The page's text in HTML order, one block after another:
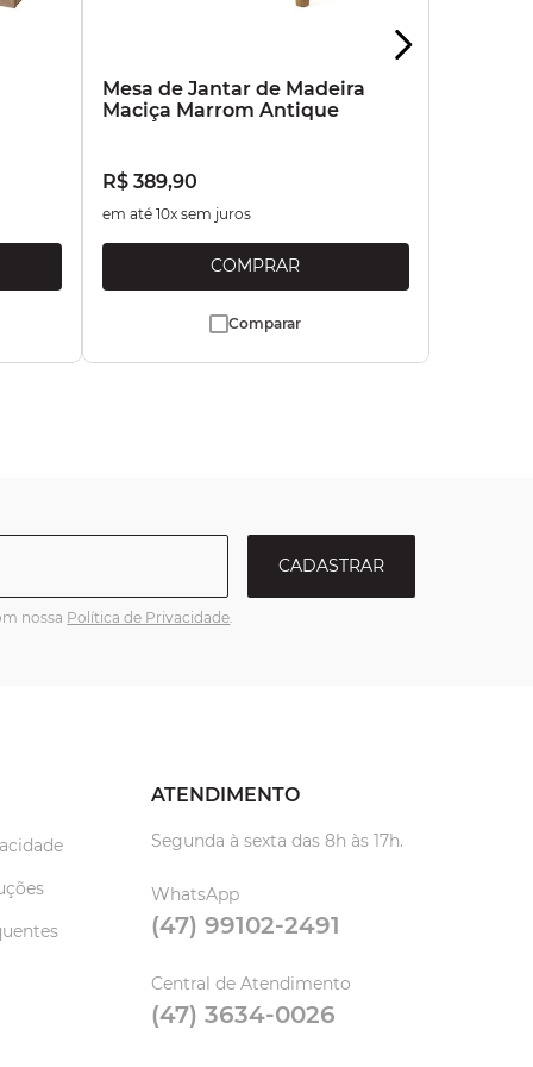
Mesa de Jantar de Madeira
Maciça Marrom Antique
R$ 389,90
em até 10x sem juros
Comparar
CADASTRAR
nossa Política de Privacidade.
ATENDIMENTO
Segunda à sexta das 8h às 17h.
WhatsApp
(47) 99102-2491
Central de Atendimento
(47) 3634-0026